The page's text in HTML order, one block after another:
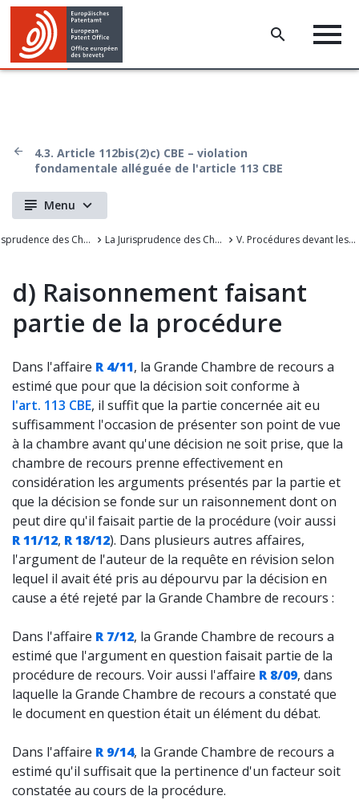
4.3. Article 112bis(2)c) CBE – violation
fondamentale alléguée de l'article 113 CBE
Menu
La Jurisprudence des Chambers de recours de l'OEB La Jurisprudence des Chambres de recours de l'Office européen des brevets V. Procédures devant les chambres de recours
d) Raisonnement faisant
partie de la procédure
Dans l'affaire R 4/11, la Grande Chambre de recours a
estimé que pour que la décision soit conforme à
l'art. 113 CBE, il suffit que la partie concernée ait eu
suffisamment l'occasion de présenter son point de vue
à la chambre avant qu'une décision ne soit prise, que la
chambre de recours prenne effectivement en
considération les arguments présentés par la partie et
que la décision se fonde sur un raisonnement dont on
peut dire qu'il faisait partie de la procédure (voir aussi
R 11/12, R 18/12). Dans plusieurs autres affaires,
l'argument de l'auteur de la requête en révision selon
lequel il avait été pris au dépourvu par la décision en
cause a été rejeté par la Grande Chambre de recours :
Dans l'affaire R 7/12, la Grande Chambre de recours a
estimé que l'argument en question faisait partie de la
procédure de recours. Voir aussi l'affaire R 8/09, dans
laquelle la Grande Chambre de recours a constaté que
le document en question était un élément du débat.
Dans l'affaire R 9/14, la Grande Chambre de recours a
estimé qu'il suffisait que la pertinence d'un facteur soit
constatée au cours de la procédure.